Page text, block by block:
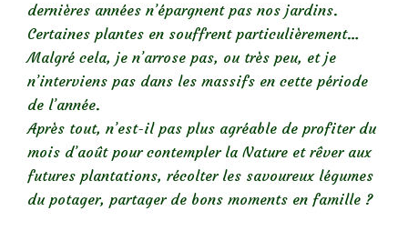
dernières années n’épargnent pas nos jardins.
Certaines plantes en souffrent particulièrement…
Malgré cela, je n’arrose pas, ou très peu, et je
n’interviens pas dans les massifs en cette période
de l’année.
Après tout, n’est-il pas plus agréable de profiter du
mois d’août pour contempler la Nature et rêver aux
futures plantations, récolter les savoureux légumes
du potager, partager de bons moments en famille ?